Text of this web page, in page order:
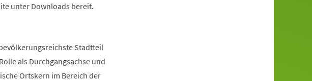
unter Downloads bereit.
Stadtteil
als Durchgangsachse und
Ortskern im Bereich der